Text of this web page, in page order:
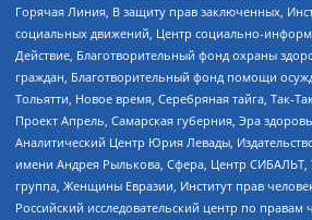
Горячая Линия, В защиту прав заключенных,
социальных движений, Центр социально-
Действие, Благотворительный фонд охраны
граждан, Благотворительный фонд помощи
Тольятти, Новое время, Серебряная тайга, Так-
Проект Апрель, Самарская губерния, Эра
Аналитический Центр Юрия Левады,
имени Андрея Рылькова, Сфера, Центр СИБАЛЬТ,
группа, Женщины Евразии, Институт прав
Российский исследовательский центр по правам